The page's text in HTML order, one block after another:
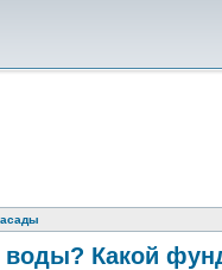
воды? Какой